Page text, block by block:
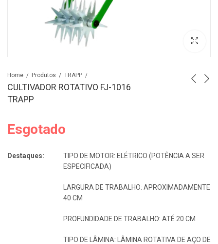
Home Produtos TRAPP
CULTIVADOR ROTATIVO FJ-1016
TRAPP
Esgotado
Destaques:
TIPO DE MOTOR: ELÉTRICO (POTÊNCIA A SER
ESPECIFICADA)
LARGURA DE TRABALHO: APROXIMADAMENTE
40 CM
PROFUNDIDADE DE TRABALHO: ATÉ 20 CM
TIPO DE LÂMINA: LÂMINA ROTATIVA DE AÇO DE